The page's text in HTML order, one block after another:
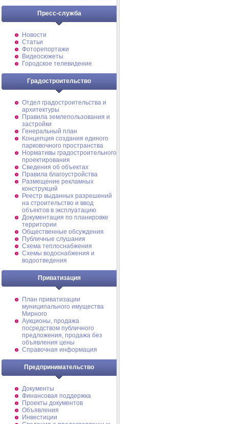
Пресс-служба
Новости
Статьи
Фоторепортажи
Видеосюжеты
Городское телевидение
Градостроительство
Отдел градостроительства и
архитектуры
Правила землепользования и
застройки
Генеральный план
Концепция создания единого
парковочного пространства
Нормативы градостроительного
проектирования
Сведения об объектах
Правила благоустройства
Размещение рекламных
конструкций
Реестр выданных разрешений
на строительство и ввод
объектов в эксплуатацию
Документация по планировке
территории
Общественные обсуждения
Публичные слушания
Схема теплоснабжения
Схемы водоснабжения и
водоотведения
Приватизация
План приватизации
муниципального имущества
Мирного
Аукционы, продажа
посредством публичного
предложения, продажа без
объявления цены
Справочная информация
Предпринимательство
Документы
Финансовая поддержка
Проекты документов
Объявления
Инвестиции